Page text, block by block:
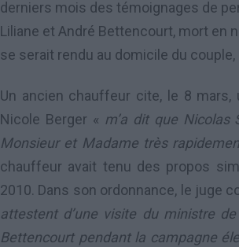
derniers mois des témoignages de
Liliane et André Bettencourt, mort en
se serait rendu au domicile du
Un ancien chauffeur cite, le 8 mars,
Nicole Berger « m’a dit que Nicolas
Monsieur et Madame très
chauffeur avait tenu des propos
2010. Dans son ordonnance, le juge
attestent d’une visite du ministre
Bettencourt pendant la campagne